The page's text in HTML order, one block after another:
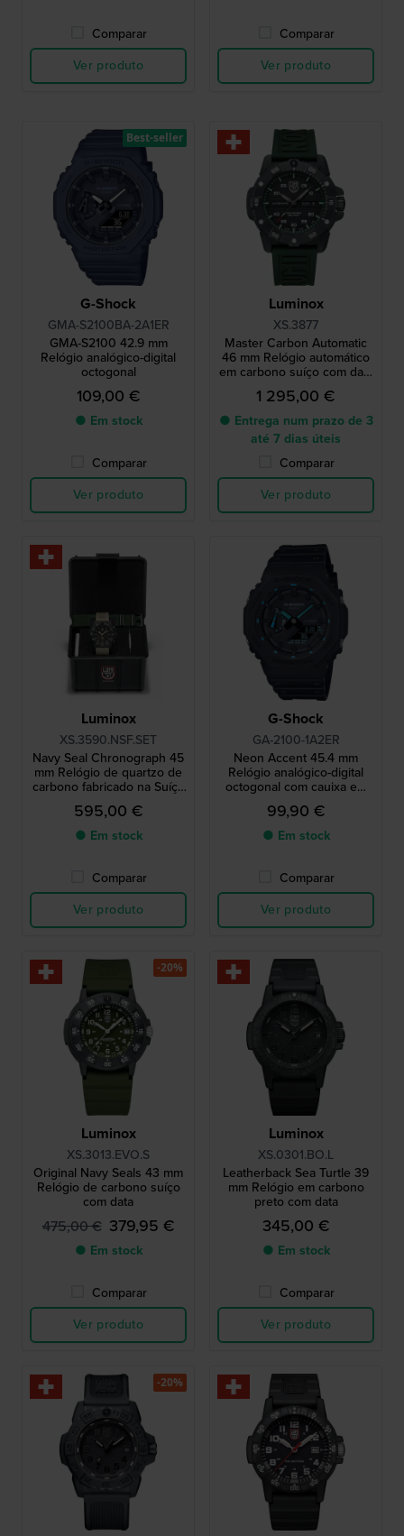
Comparar
Ver produto
Comparar
Ver produto
G-Shock
GMA-S2100BA-2A1ER
GMA-S2100 42.9 mm
Relógio analógico-digital
octogonal
109,00 €
● Em stock
Comparar
Ver produto
Best-seller
Luminox
XS.3877
Master Carbon Automatic
46 mm Relógio automático
em carbono suíço com data
e dia
1 295,00 €
● Entrega num prazo de 3
até 7 dias úteis
Comparar
Ver produto
Luminox
XS.3590.NSF.SET
Navy Seal Chronograph 45
mm Relógio de quartzo de
carbono fabricado na Suíça
com bracelete extra NATO
595,00 €
● Em stock
Comparar
Ver produto
G-Shock
GA-2100-1A2ER
Neon Accent 45.4 mm
Relógio analógico-digital
octogonal com cauixa em
carbono reforçado
99,90 €
● Em stock
Comparar
Ver produto
Luminox
XS.3013.EVO.S
Original Navy Seals 43 mm
Relógio de carbono suíço
com data
475,00 € 379,95 €
● Em stock
Comparar
Ver produto
-20%
Luminox
XS.0301.BO.L
Leatherback Sea Turtle 39
mm Relógio em carbono
preto com data
345,00 €
● Em stock
Comparar
Ver produto
-20%